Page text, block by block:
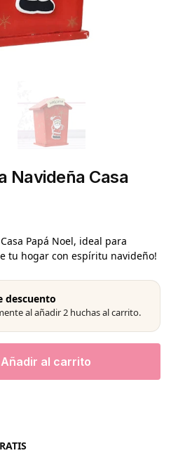
Navideña Casa
Papá Noel, ideal para
tu hogar con espíritu navideño!
descuento
al añadir 2 huchas al carrito.
Añadir al carrito